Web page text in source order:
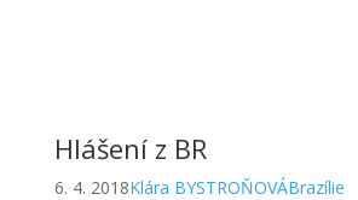
Hlášení z BR
6. 4. 2018Klára BYSTROŇOVÁBrazílie